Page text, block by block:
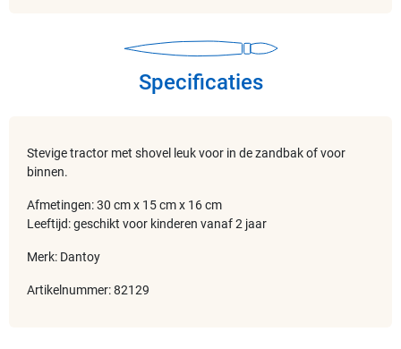
Specificaties
Stevige tractor met shovel leuk voor in de zandbak of voor
binnen.
Afmetingen: 30 cm x 15 cm x 16 cm
Leeftijd: geschikt voor kinderen vanaf 2 jaar
Merk: Dantoy
Artikelnummer: 82129